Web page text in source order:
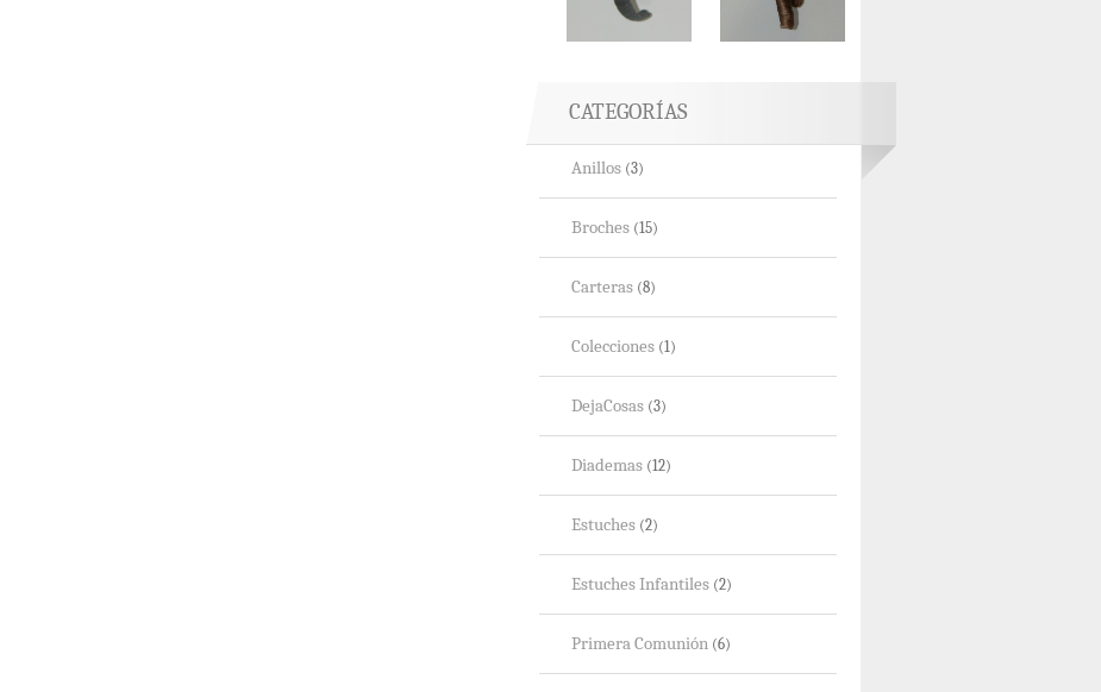
CATEGORÍAS
Anillos (3)
Broches (15)
Carteras (8)
Colecciones (1)
DejaCosas (3)
Diademas (12)
Estuches (2)
Estuches Infantiles (2)
Primera Comunión (6)